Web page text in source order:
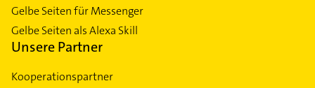
Gelbe Seiten für Messenger
Gelbe Seiten als Alexa Skill
Unsere Partner
Kooperationspartner